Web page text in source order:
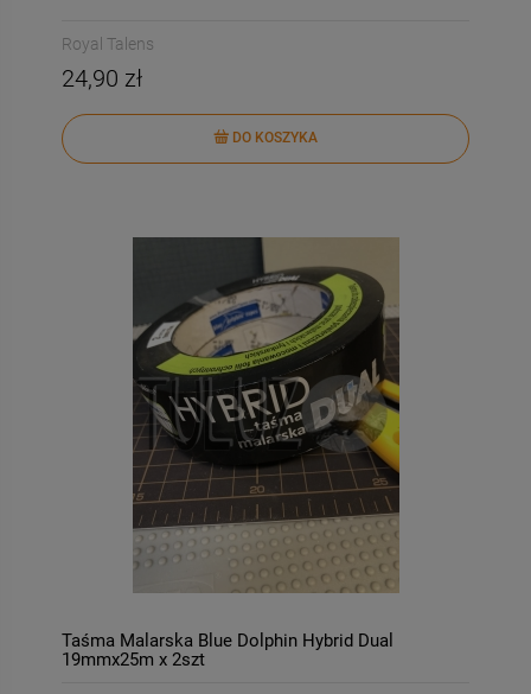
Royal Talens
24,90 zł
DO KOSZYKA
Taśma Malarska Blue Dolphin Hybrid Dual
19mmx25m x 2szt